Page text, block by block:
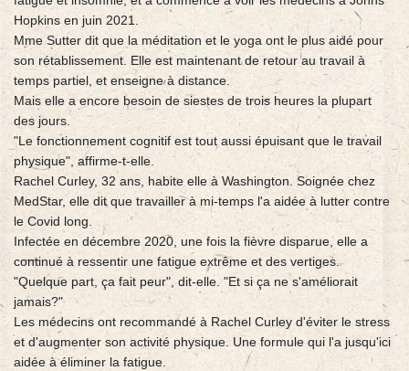
Hopkins en juin 2021.
Mme Sutter dit que la méditation et le yoga ont le plus aidé pour
son rétablissement. Elle est maintenant de retour au travail à
temps partiel, et enseigne à distance.
Mais elle a encore besoin de siestes de trois heures la plupart
des jours.
"Le fonctionnement cognitif est tout aussi épuisant que le travail
physique", affirme-t-elle.
Rachel Curley, 32 ans, habite elle à Washington. Soignée chez
MedStar, elle dit que travailler à mi-temps l'a aidée à lutter contre
le Covid long.
Infectée en décembre 2020, une fois la fièvre disparue, elle a
continué à ressentir une fatigue extrême et des vertiges.
"Quelque part, ça fait peur", dit-elle. "Et si ça ne s'améliorait
jamais?"
Les médecins ont recommandé à Rachel Curley d'éviter le stress
et d'augmenter son activité physique. Une formule qui l'a jusqu'ici
aidée à éliminer la fatigue.